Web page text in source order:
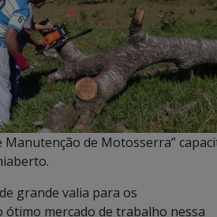
Manutenção de Motosserra”
grande valia para os
ótimo mercado de trabalho nessa